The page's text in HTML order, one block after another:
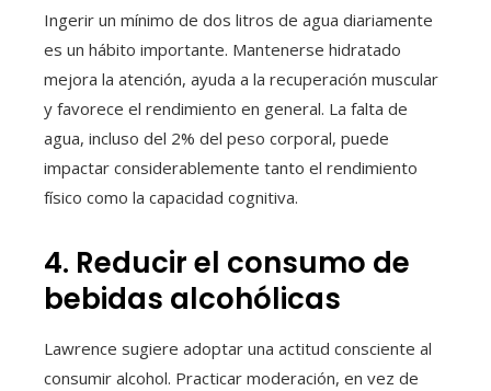
Ingerir un mínimo de dos litros de agua diariamente
es un hábito importante. Mantenerse hidratado
mejora la atención, ayuda a la recuperación muscular
y favorece el rendimiento en general. La falta de
agua, incluso del 2% del peso corporal, puede
impactar considerablemente tanto el rendimiento
físico como la capacidad cognitiva.
4. Reducir el consumo de
bebidas alcohólicas
Lawrence sugiere adoptar una actitud consciente al
consumir alcohol. Practicar moderación, en vez de